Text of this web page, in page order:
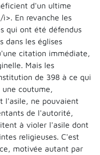
d'un ultime
En revanche les
qui ont été défendus
dans les églises
citation immédiate,
Mais les
de 398 à ce qui
coutume,
l'asile, ne pouvaient
de l'autorité,
à violer l'asile dont
religieuses. C'est
motivée autant par